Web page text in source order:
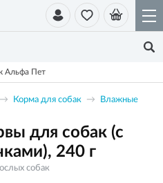
Альфа Пет
Корма для собак
Влажные
для собак (с
240 г
собак